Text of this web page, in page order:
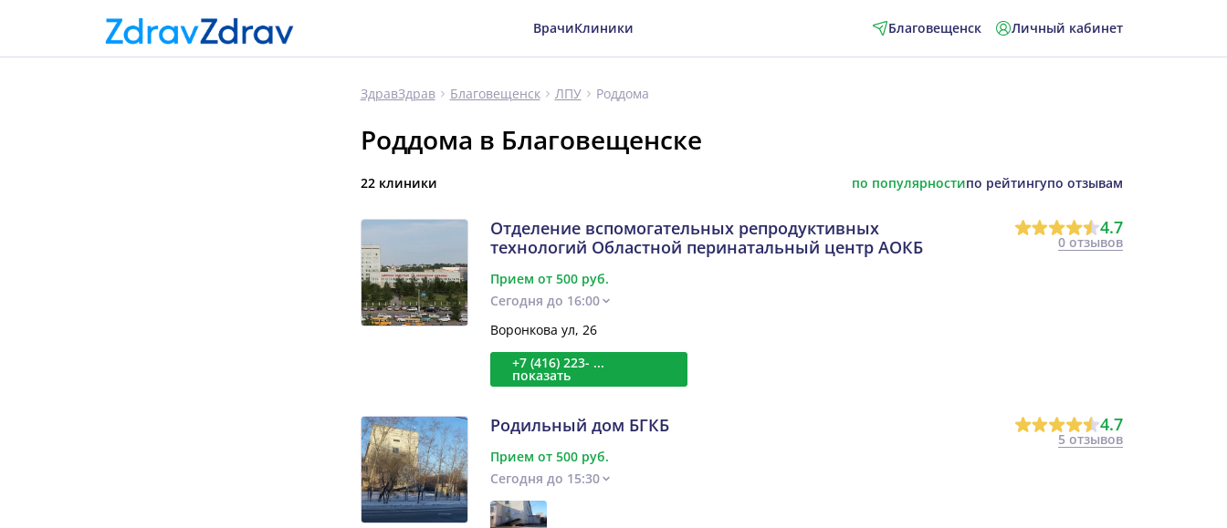
ВрачиКлиники Благовещенск Личный кабинет
ЗдравЗдрав Благовещенск ЛПУ Роддома
Роддома в Благовещенске
22 клиники по популярностипо рейтингупо отзывам
Отделение вспомогательных репродуктивных
технологий Областной перинатальный центр АОКБ
4.7
0 отзывов
Прием от 500 руб.
Сегодня до 16:00
Воронкова ул, 26
+7 (416) 223- ...
показать
Родильный дом БГКБ 4.7
5 отзывов
Прием от 500 руб.
Сегодня до 15:30